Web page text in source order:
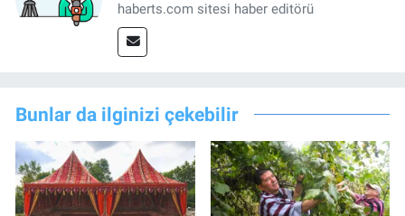
haberts.com sitesi haber editörü
Bunlar da ilginizi çekebilir